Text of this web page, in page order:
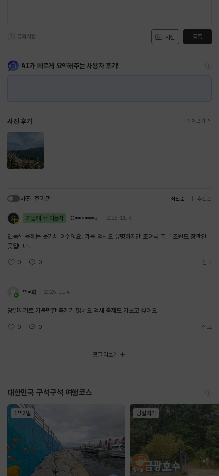
사진
유의사항 등록
AI가 빠르게 요약해주는 사용자 후기!
사진 후기 전체보기
사진 후기만 최신순 추천순
가볼래-터 이용자 C******u 2025. 11. 4.
민둥산 올해는 못가서 아쉬워요. 가을 억새도 유명하지만 초여름 푸른 초원도 장관인
곳입니다.
0 0 신고
박*화 2025. 11. 4.
당일치기로 가볼만한 축제가 많네요 억새 축제도 가보고 싶어요
0 0 신고
댓글 더보기
대한민국 구석구석 여행코스
1박2일 당일치기